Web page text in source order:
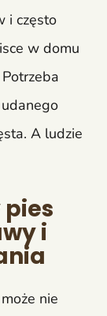
i często
w domu
A ludzie
pies
i
nie